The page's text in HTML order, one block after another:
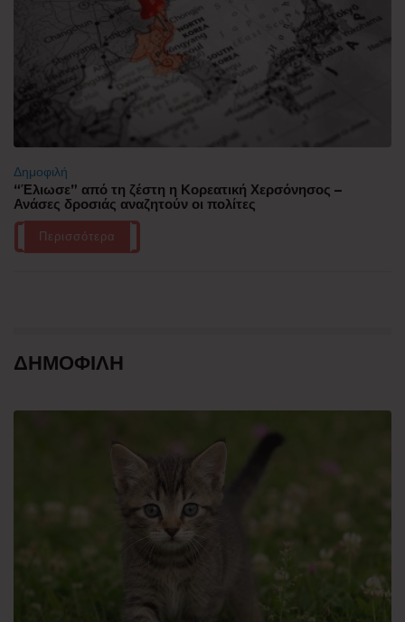
Δημοφιλή
“Έλιωσε” από τη ζέστη η Κορεατική Χερσόνησος –
Ανάσες δροσιάς αναζητούν οι πολίτες
Περισσότερα
ΔΗΜΟΦΙΛΗ